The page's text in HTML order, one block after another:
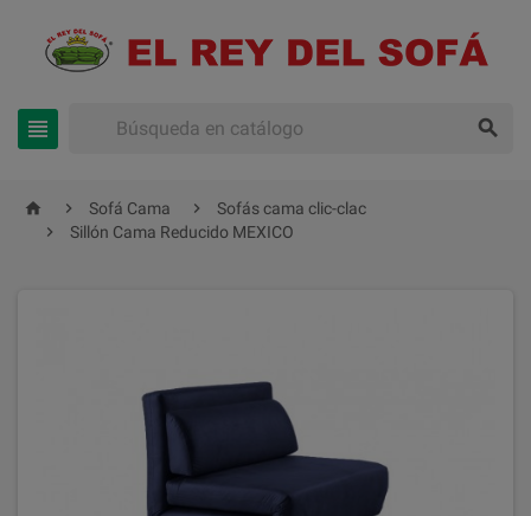
 
  Sofá Cama 
Sofás cama clic-clac

Sillón Cama Reducido MEXICO